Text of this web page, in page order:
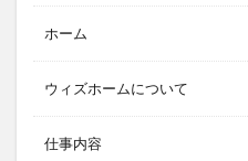
ホーム
ウィズホームについて
仕事内容